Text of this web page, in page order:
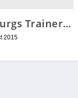
Trainer…
2015